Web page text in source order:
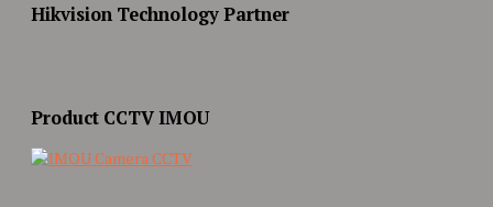
Hikvision Technology Partner
Product CCTV IMOU